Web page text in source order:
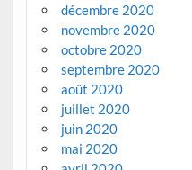
décembre 2020
novembre 2020
octobre 2020
septembre 2020
août 2020
juillet 2020
juin 2020
mai 2020